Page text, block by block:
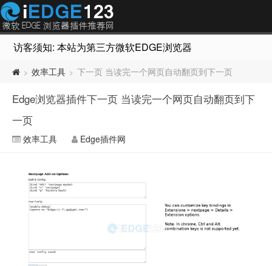
访客须知: 本站为第三方微软EDGE浏览器插件推荐网站，
> 效率工具 > 下一页 当读完一个网页自动翻页到下一页
Edge浏览器插件下一页 当读完一个网页自动翻页到下
一页
效率工具 Edge插件网